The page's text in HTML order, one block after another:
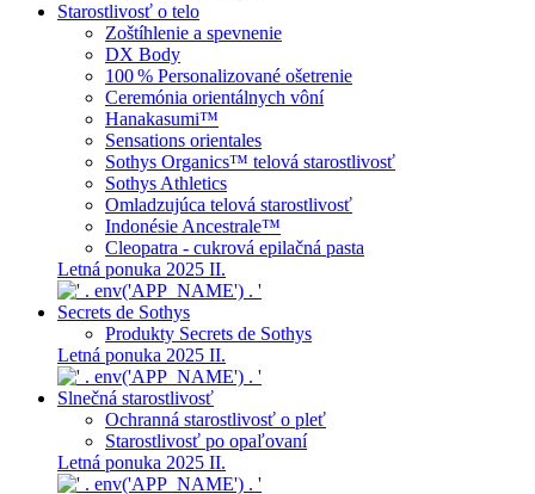
Starostlivosť o telo
Zoštíhlenie a spevnenie
DX Body
100 % Personalizované ošetrenie
Ceremónia orientálnych vôní
Hanakasumi™
Sensations orientales
Sothys Organics™ telová starostlivosť
Sothys Athletics
Omladzujúca telová starostlivosť
Indonésie Ancestrale™
Cleopatra - cukrová epilačná pasta
Letná ponuka 2025 II.
Secrets de Sothys
Produkty Secrets de Sothys
Letná ponuka 2025 II.
Slnečná starostlivosť
Ochranná starostlivosť o pleť
Starostlivosť po opaľovaní
Letná ponuka 2025 II.